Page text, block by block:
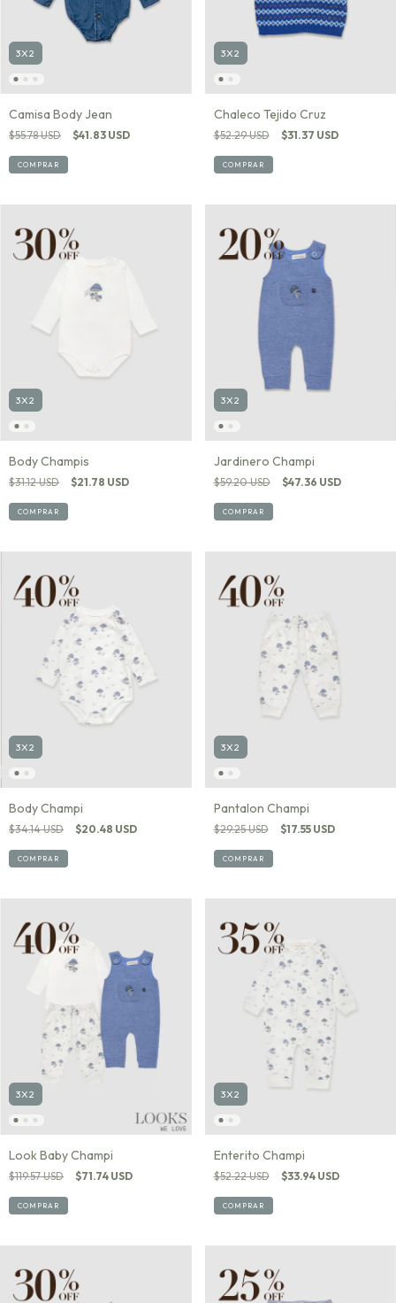
3X2
Camisa Body Jean
$55.78 USD $41.83 USD
COMPRAR
3X2
Chaleco Tejido Cruz
$52.29 USD $31.37 USD
COMPRAR
3X2
Body Champis
$31.12 USD $21.78 USD
COMPRAR
3X2
Jardinero Champi
$59.20 USD $47.36 USD
COMPRAR
3X2
Body Champi
$34.14 USD $20.48 USD
COMPRAR
3X2
Pantalon Champi
$29.25 USD $17.55 USD
COMPRAR
3X2
Look Baby Champi
$119.57 USD $71.74 USD
COMPRAR
3X2
Enterito Champi
$52.22 USD $33.94 USD
COMPRAR